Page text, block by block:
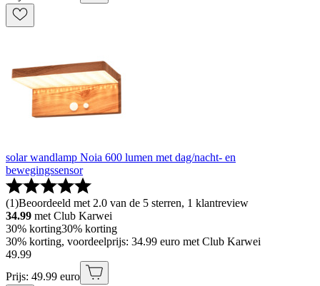
solar wandlamp Noia 600 lumen met dag/nacht- en
bewegingssensor
(1)Beoordeeld met 2.0 van de 5 sterren, 1 klantreview
34.99 met Club Karwei
30% korting30% korting
30% korting, voordeelprijs: 34.99 euro met Club Karwei
49.99
Prijs: 49.99 euro